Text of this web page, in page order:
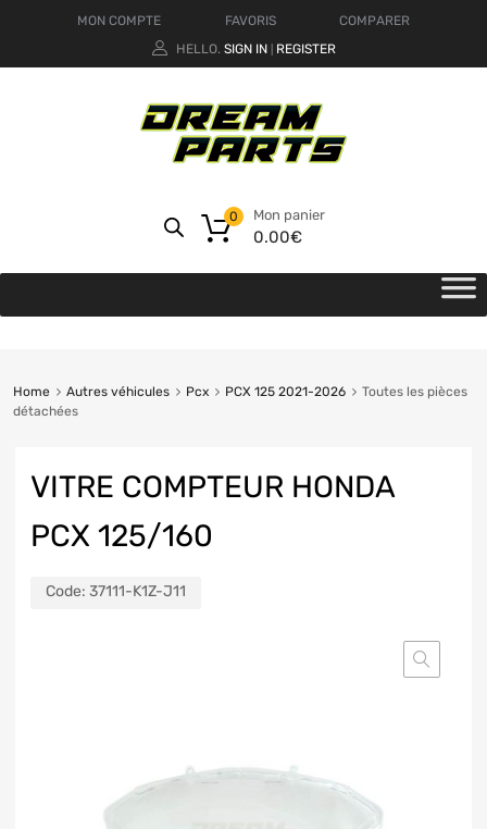
MON COMPTE FAVORIS
COMPARER
HELLO. SIGN IN REGISTER
Mon panier
0.00€
0
Home Autres véhicules Pcx PCX 125 2021-2026
Toutes les pièces
détachées
VITRE COMPTEUR HONDA
PCX 125/160
Code: 37111-K1Z-J11